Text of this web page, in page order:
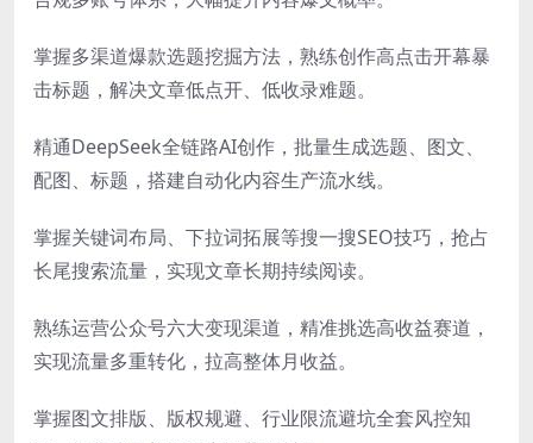
掌握多渠道爆款选题挖掘方法，熟练创作高点击开幕暴
击标题，解决文章低点开、低收录难题。
精通DeepSeek全链路AI创作，批量生成选题、图文、
配图、标题，搭建自动化内容生产流水线。
掌握关键词布局、下拉词拓展等搜一搜SEO技巧，抢占
长尾搜索流量，实现文章长期持续阅读。
熟练运营公众号六大变现渠道，精准挑选高收益赛道，
实现流量多重转化，拉高整体月收益。
掌握图文排版、版权规避、行业限流避坑全套风控知